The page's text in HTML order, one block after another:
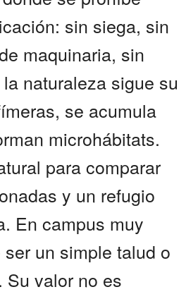
sin siega, sin
maquinaria, sin
naturaleza sigue su
se acumula
microhábitats.
para comparar
y un refugio
En campus muy
un simple talud o
Su valor no es